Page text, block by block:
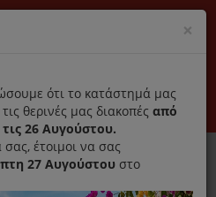
Εγγραφή Εταιρεία Επικοινωνία
×
ότι το κατάστημά μας
θερινές μας διακοπές από
26 Αυγούστου.
έτοιμοι να σας
27 Αυγούστου στο